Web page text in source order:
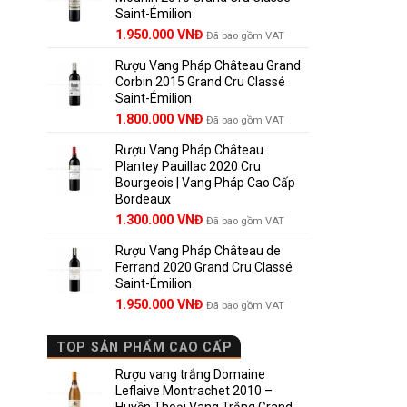
Saint-Émilion
Giá
là:
2.950.000 VNĐ.
1.950.000 VNĐGiá
tại
là:
Đã bao gồm VAT
Rượu Vang Pháp Château Grand
Corbin 2015 Grand Cru Classé
Saint-Émilion
Giá
là:
2.500.000 VNĐ.
1.800.000 VNĐGiá
tại
là:
1.800.000 VNĐ.
Đã bao gồm VAT
Rượu Vang Pháp Château
Plantey Pauillac 2020 Cru
Bourgeois | Vang Pháp Cao Cấp
Bordeaux
Giá
là:
1.850.000 VNĐ.
1.300.000 VNĐGiá
tại
là:
Đã bao gồm VAT
Rượu Vang Pháp Château de
Ferrand 2020 Grand Cru Classé
Saint-Émilion
Giá
là:
2.800.000 VNĐ.
1.950.000 VNĐGiá
tại
là:
1.950.000 VNĐ.
Đã bao gồm VAT
TOP SẢN PHẨM CAO CẤP
Rượu vang trắng Domaine
Leflaive Montrachet 2010 –